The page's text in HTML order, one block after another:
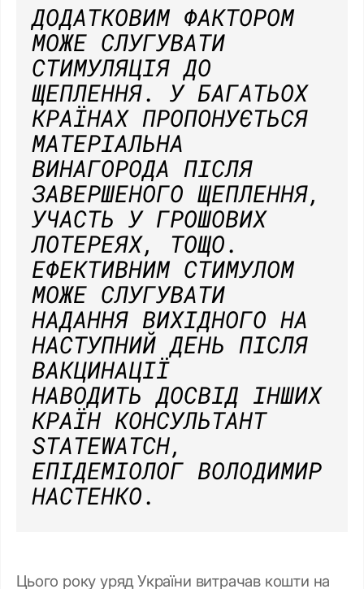
ДОДАТКОВИМ ФАКТОРОМ
МОЖЕ СЛУГУВАТИ
СТИМУЛЯЦІЯ ДО
ЩЕПЛЕННЯ. У БАГАТЬОХ
КРАЇНАХ ПРОПОНУЄТЬСЯ
МАТЕРІАЛЬНА
ВИНАГОРОДА ПІСЛЯ
ЗАВЕРШЕНОГО ЩЕПЛЕННЯ,
УЧАСТЬ У ГРОШОВИХ
ЛОТЕРЕЯХ, ТОЩО.
ЕФЕКТИВНИМ СТИМУЛОМ
МОЖЕ СЛУГУВАТИ
НАДАННЯ ВИХІДНОГО НА
НАСТУПНИЙ ДЕНЬ ПІСЛЯ
ВАКЦИНАЦІЇ
НАВОДИТЬ ДОСВІД ІНШИХ
КРАЇН КОНСУЛЬТАНТ
STATEWATCH,
ЕПІДЕМІОЛОГ ВОЛОДИМИР
НАСТЕНКО.
Цього року уряд України витрачав кошти на